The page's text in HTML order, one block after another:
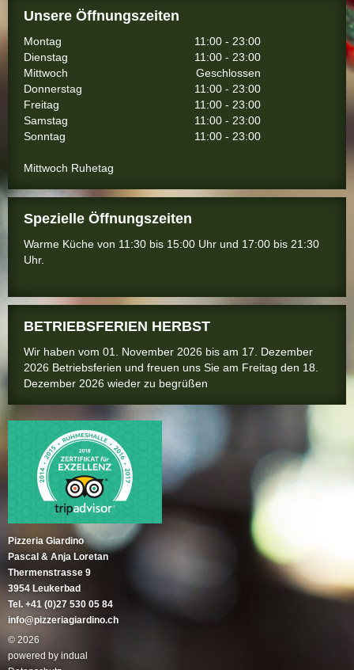
Unsere Öffnungszeiten
Montag
11:00 - 23:00
Dienstag
11:00 - 23:00
Mittwoch
Geschlossen
Donnerstag
11:00 - 23:00
Freitag
11:00 - 23:00
Samstag
11:00 - 23:00
Sonntag
11:00 - 23:00
Mittwoch Ruhetag
Spezielle Öffnungszeiten
Warme Küche von 11:30 bis 15:00 Uhr und 17:00 bis 21:30
Uhr.
BETRIEBSFERIEN HERBST
Wir haben vom 01. November 2026 bis am 17. Dezember
2026 Betriebsferien und freuen uns Sie am Freitag den 18.
Dezember 2026 wieder zu begrüßen
Pizzeria Giardino
Pascal & Anja Loretan
Thermenstrasse 9
3954 Leukerbad
Tel. +41 (0)27 530 05 84
info@pizzeriagiardino.ch
© 2026
powered by indual